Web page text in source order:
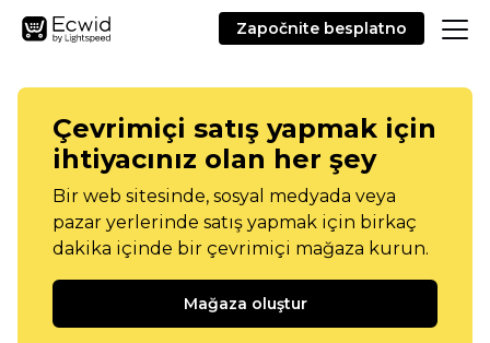
Započnite besplatno
Çevrimiçi satış yapmak için
ihtiyacınız olan her şey
Bir web sitesinde, sosyal medyada veya
pazar yerlerinde satış yapmak için birkaç
dakika içinde bir çevrimiçi mağaza kurun.
Mağaza oluştur